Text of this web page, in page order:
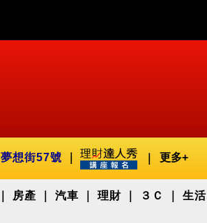
夢想街57號 更多+
房產 汽車 理財 ３Ｃ 生活